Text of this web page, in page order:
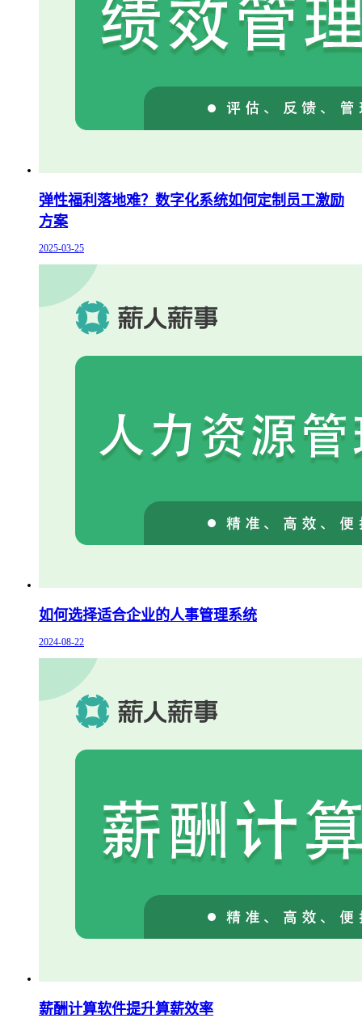
弹性福利落地难？数字化系统如何定制员工激励
方案
2025-03-25
如何选择适合企业的人事管理系统
2024-08-22
薪酬计算软件提升算薪效率